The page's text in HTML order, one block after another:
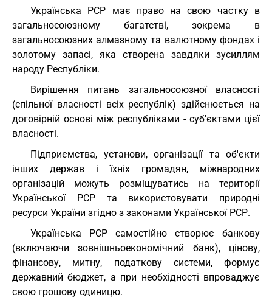
Українська РСР має право на свою частку в
загальносоюзному багатстві, зокрема в
загальносоюзних алмазному та валютному фондах і
золотому запасі, яка створена завдяки зусиллям
народу Республіки.
Вирішення питань загальносоюзної власності
(спільної власності всіх республік) здійснюється на
договірній основі між республіками - суб'єктами цієї
власності.
Підприємства, установи, організації та об'єкти
інших держав і їхніх громадян, міжнародних
організацій можуть розміщуватись на території
Української РСР та використовувати природні
ресурси України згідно з законами Української РСР.
Українська РСР самостійно створює банкову
(включаючи зовнішньоекономічний банк), цінову,
фінансову, митну, податкову системи, формує
державний бюджет, а при необхідності впроваджує
свою грошову одиницю.